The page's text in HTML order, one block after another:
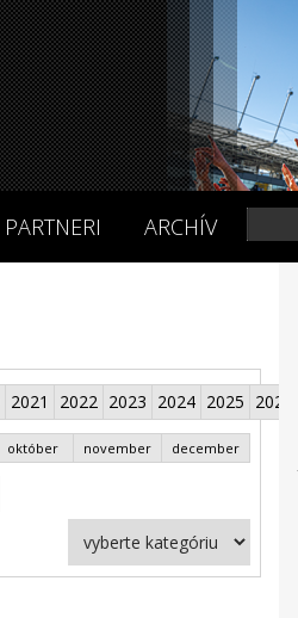
PARTNERI ARCHÍV
2021 2022 2023 2024 2025 2026
október november december